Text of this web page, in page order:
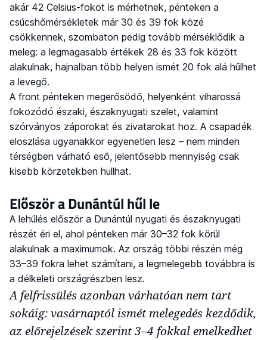
akár 42 Celsius-fokot is mérhetnek, pénteken a
csúcshőmérsékletek már 30 és 39 fok közé
csökkennek, szombaton pedig tovább mérséklődik a
meleg: a legmagasabb értékek 28 és 33 fok között
alakulnak, hajnalban több helyen ismét 20 fok alá hűlhet
a levegő.
A front pénteken megerősödő, helyenként viharossá
fokozódó északi, északnyugati szelet, valamint
szórványos záporokat és zivatarokat hoz. A csapadék
eloszlása ugyanakkor egyenetlen lesz – nem minden
térségben várható eső, jelentősebb mennyiség csak
kisebb körzetekben hullhat.
Először a Dunántúl hűl le
A lehűlés először a Dunántúl nyugati és északnyugati
részét éri el, ahol pénteken már 30–32 fok körül
alakulnak a maximumok. Az ország többi részén még
33–39 fokra lehet számítani, a legmelegebb továbbra is
a délkeleti országrészben lesz.
A felfrissülés azonban várhatóan nem tart
sokáig: vasárnaptól ismét melegedés kezdődik,
az előrejelzések szerint 3–4 fokkal emelkedhet